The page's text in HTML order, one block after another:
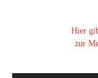
Hier
zur